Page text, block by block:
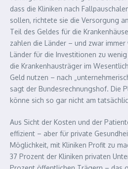
dass die Kliniken nach
sollen, richtete sie die Versorgung
Teil des Geldes für die
zahlen die Länder – und zwar
Länder für die Investitionen zu
die Krankenhausträger im
Geld nutzen – nach
sagt der Bundesrechnungshof. Die
könne sich so gar nicht am
Aus Sicht der Kosten und der
effizient – aber für private
Möglichkeit, mit Kliniken Profit zu
37 Prozent der Kliniken privaten